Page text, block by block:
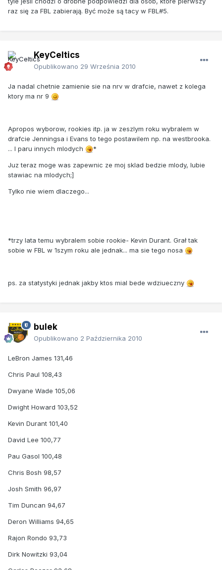
raz się za FBL zabierają. Być może są tacy w FBL#5.
KeyCeltics
Opublikowano 29 Września 2010
Ja nadal chetnie zamienie sie na nrv w drafcie, nawet z kolega
ktory ma nr 9
Apropos wyborow, rookies itp. ja w zeszlym roku wybralem w
drafcie Jenningsa i Evans to tego postawilem np. na westbrooka.
... I paru innych mlodych
*
Juz teraz moge was zapewnic ze moj sklad bedzie mlody, lubie
stawiac na mlodych;]
Tylko nie wiem dlaczego...
*trzy lata temu wybralem sobie rookie- Kevin Durant. Grał tak
sobie w FBL w 1szym roku ale jednak... ma sie tego nosa
ps. za statystyki jednak jakby ktos mial bede wdziueczny
bulek
Opublikowano 2 Października 2010
LeBron James 131,46
Chris Paul 108,43
Dwyane Wade 105,06
Dwight Howard 103,52
Kevin Durant 101,40
David Lee 100,77
Pau Gasol 100,48
Chris Bosh 98,57
Josh Smith 96,97
Tim Duncan 94,67
Deron Williams 94,65
Rajon Rondo 93,73
Dirk Nowitzki 93,04